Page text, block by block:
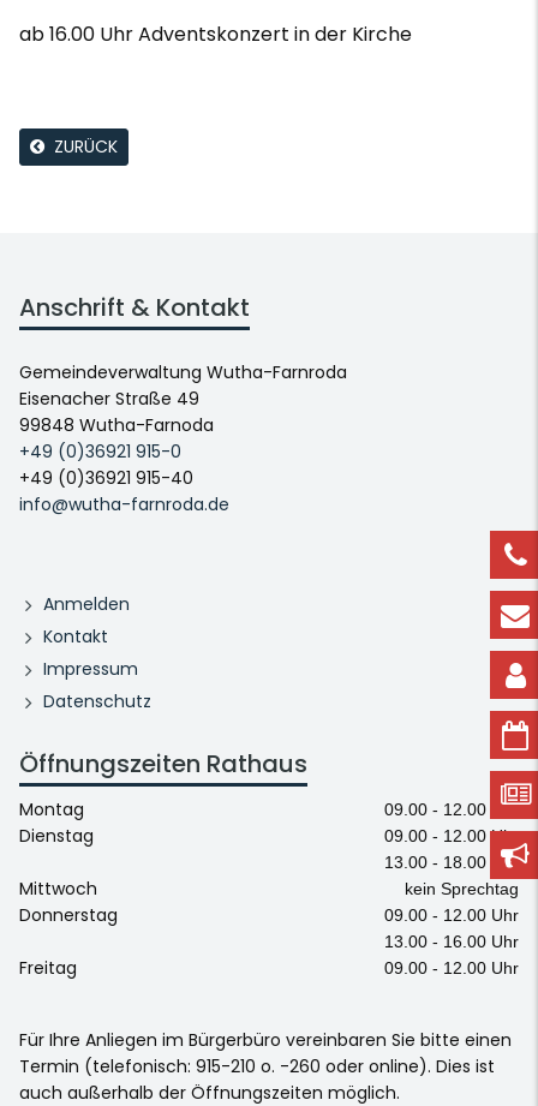
ab 16.00 Uhr Adventskonzert in der Kirche
ZURÜCK
Anschrift & Kontakt
Gemeindeverwaltung Wutha-Farnroda
Eisenacher Straße 49
99848 Wutha-Farnoda
+49 (0)36921 915-0
+49 (0)36921 915-40
info@wutha-farnroda.de
Anmelden
Kontakt
Impressum
Datenschutz
Öffnungszeiten Rathaus
Montag 09.00 - 12.00 Uhr
Dienstag
09.00 - 12.00 Uhr
13.00 - 18.00 Uhr
Mittwoch kein Sprechtag
Donnerstag
09.00 - 12.00 Uhr
13.00 - 16.00 Uhr
Freitag 09.00 - 12.00 Uhr
Für Ihre Anliegen im Bürgerbüro vereinbaren Sie bitte einen
Termin (telefonisch: 915-210 o. -260 oder online). Dies ist
auch außerhalb der Öffnungszeiten möglich.